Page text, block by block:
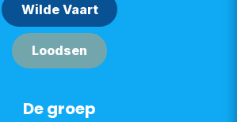
De groep
Wilde Vaart
Lood​​sen​​​​